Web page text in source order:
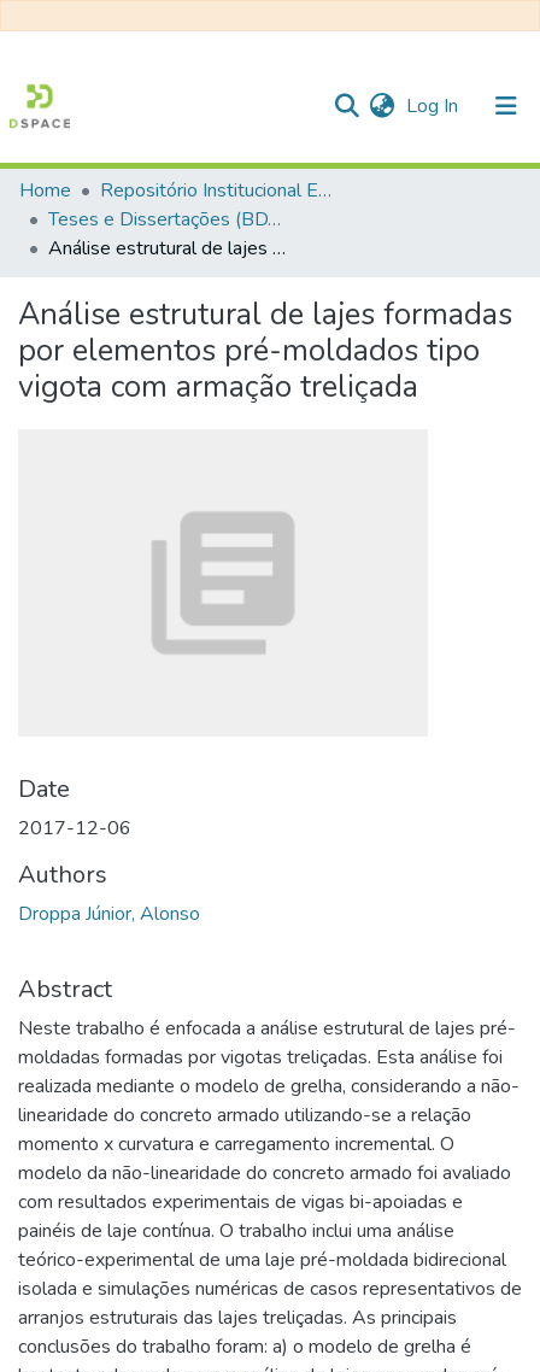
Log In (current)
Communities & Collections
All of DSpace
Statistics
Home
Repositório Institucional EESC
Teses e Dissertações (BDTD USP)
Análise estrutural de lajes formadas por elementos pré-moldados tipo vigota com armação treliçada
Análise estrutural de lajes formadas
por elementos pré-moldados tipo
vigota com armação treliçada
Date
2017-12-06
Authors
Droppa Júnior, Alonso
Abstract
Neste trabalho é enfocada a análise estrutural de lajes pré-
moldadas formadas por vigotas treliçadas. Esta análise foi
realizada mediante o modelo de grelha, considerando a não-
linearidade do concreto armado utilizando-se a relação
momento x curvatura e carregamento incremental. O
modelo da não-linearidade do concreto armado foi avaliado
com resultados experimentais de vigas bi-apoiadas e
painéis de laje contínua. O trabalho inclui uma análise
teórico-experimental de uma laje pré-moldada bidirecional
isolada e simulações numéricas de casos representativos de
arranjos estruturais das lajes treliçadas. As principais
conclusões do trabalho foram: a) o modelo de grelha é